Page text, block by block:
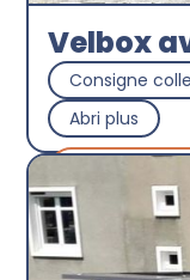
Velbox
Consigne
Abri plus